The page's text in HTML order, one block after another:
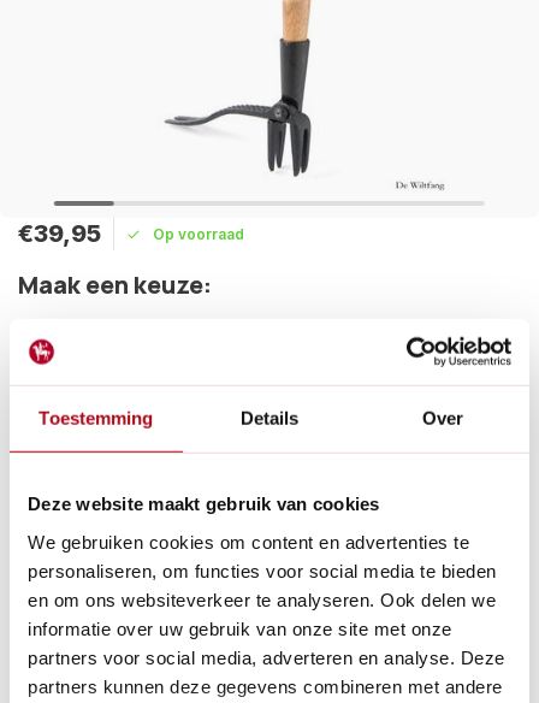
Toestemming Details Over
Deze website maakt gebruik van cookies
We gebruiken cookies om content en advertenties te
personaliseren, om functies voor social media te bieden
en om ons websiteverkeer te analyseren. Ook delen we
informatie over uw gebruik van onze site met onze
partners voor social media, adverteren en analyse. Deze
partners kunnen deze gegevens combineren met andere
€39,95 Op voorraad
Maak een keuze:
Levertijd: 1 - 2 werkdagen
Vandaag verzonden? Je hebt nog: 00:17:05
De Wiltfang penworteltrekker is een handig hulpmiddel om
penwortels (paardenbloem, distel), zonder te bukken uit de
Lees meer
Betaal achteraf met Riverty.
de tuinspecialist voor tuinliefhebbers